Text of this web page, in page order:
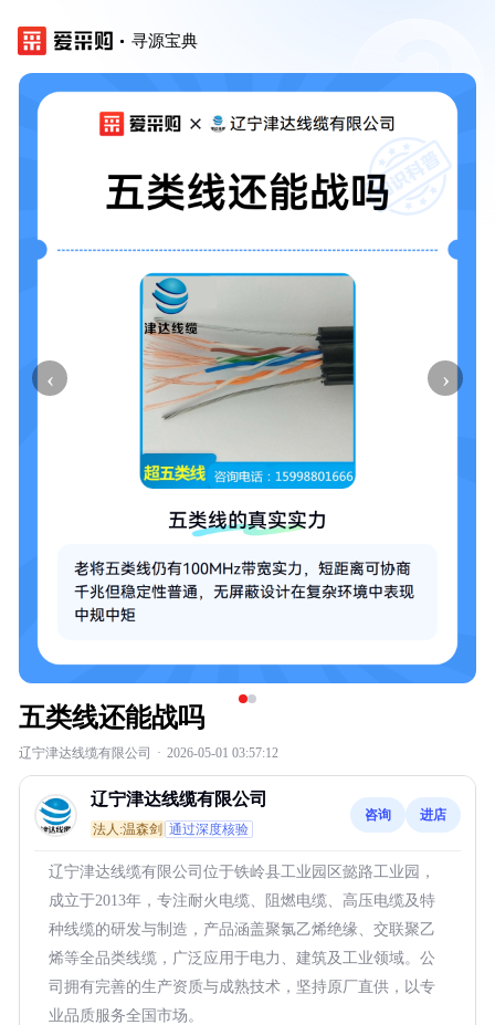
寻源宝典
‹ ›
五类线还能战吗
辽宁津达线缆有限公司 · 2026-05-01 03:57:12
辽宁津达线缆有限公司
法人:温森剑 通过深度核验
咨询 进店
辽宁津达线缆有限公司位于铁岭县工业园区懿路工业园，
成立于2013年，专注耐火电缆、阻燃电缆、高压电缆及特
种线缆的研发与制造，产品涵盖聚氯乙烯绝缘、交联聚乙
烯等全品类线缆，广泛应用于电力、建筑及工业领域。公
司拥有完善的生产资质与成熟技术，坚持原厂直供，以专
业品质服务全国市场。